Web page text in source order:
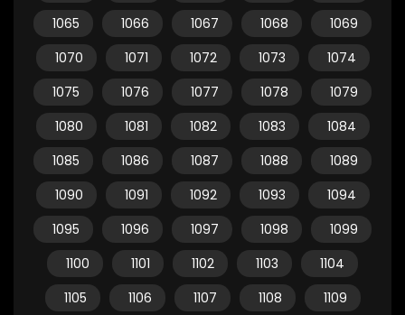
1065
1066 1067 1068
1069
1070
1071 1072 1073
1074
1075
1076 1077 1078
1079
1080
1081 1082 1083
1084
1085
1086 1087 1088
1089
1090
1091 1092 1093
1094
1095
1096 1097 1098
1099
1100
1101 1102 1103
1104
1105
1106 1107 1108
1109